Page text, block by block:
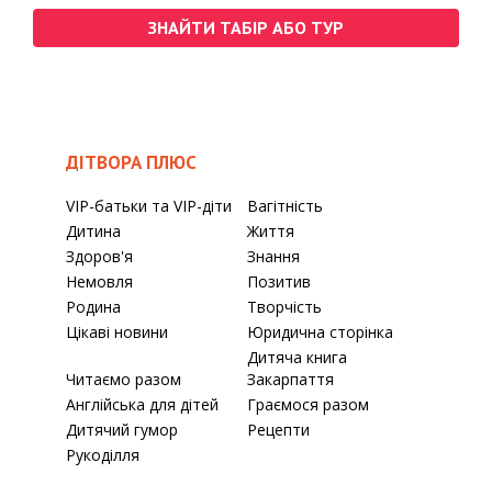
ЗНАЙТИ ТАБІР АБО ТУР
ДІТВОРА ПЛЮС
VIP-батьки та VIP-діти
Вагітність
Дитина
Життя
Здоров'я
Знання
Немовля
Позитив
Родина
Творчість
Цікаві новини
Юридична сторінка
Читаємо разом
Дитяча книга
Закарпаття
Англійська для дітей
Граємося разом
Дитячий гумор
Рецепти
Рукоділля